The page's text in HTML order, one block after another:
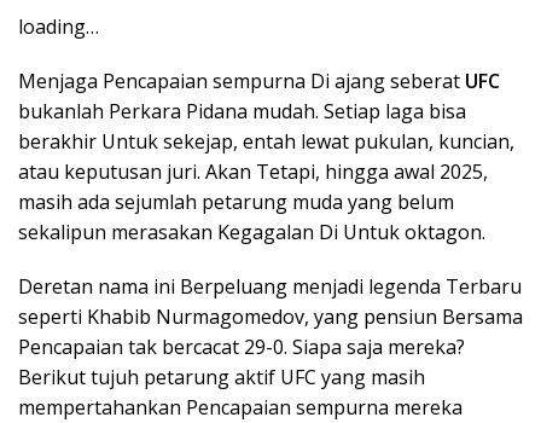
loading…
Menjaga Pencapaian sempurna Di ajang seberat UFC
bukanlah Perkara Pidana mudah. Setiap laga bisa
berakhir Untuk sekejap, entah lewat pukulan, kuncian,
atau keputusan juri. Akan Tetapi, hingga awal 2025,
masih ada sejumlah petarung muda yang belum
sekalipun merasakan Kegagalan Di Untuk oktagon.
Deretan nama ini Berpeluang menjadi legenda Terbaru
seperti Khabib Nurmagomedov, yang pensiun Bersama
Pencapaian tak bercacat 29-0. Siapa saja mereka?
Berikut tujuh petarung aktif UFC yang masih
mempertahankan Pencapaian sempurna mereka